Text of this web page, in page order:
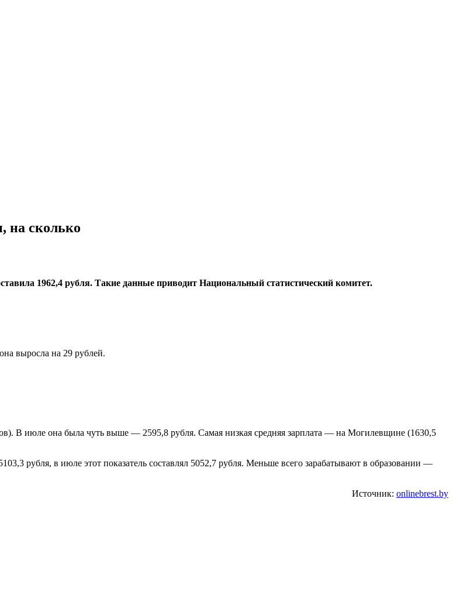
на сколько
1962,4 рубля. Такие данные приводит Национальный статистический комитет.
выросла на 29 рублей.
В июле она была чуть выше — 2595,8 рубля. Самая низкая средняя зарплата — на Могилевщине (1630,5
рубля, в июле этот показатель составлял 5052,7 рубля. Меньше всего зарабатывают в образовании —
Источник: onlinebrest.by